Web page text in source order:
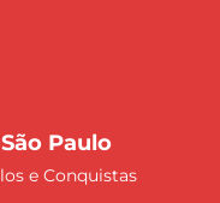
Paulo
e Conquistas